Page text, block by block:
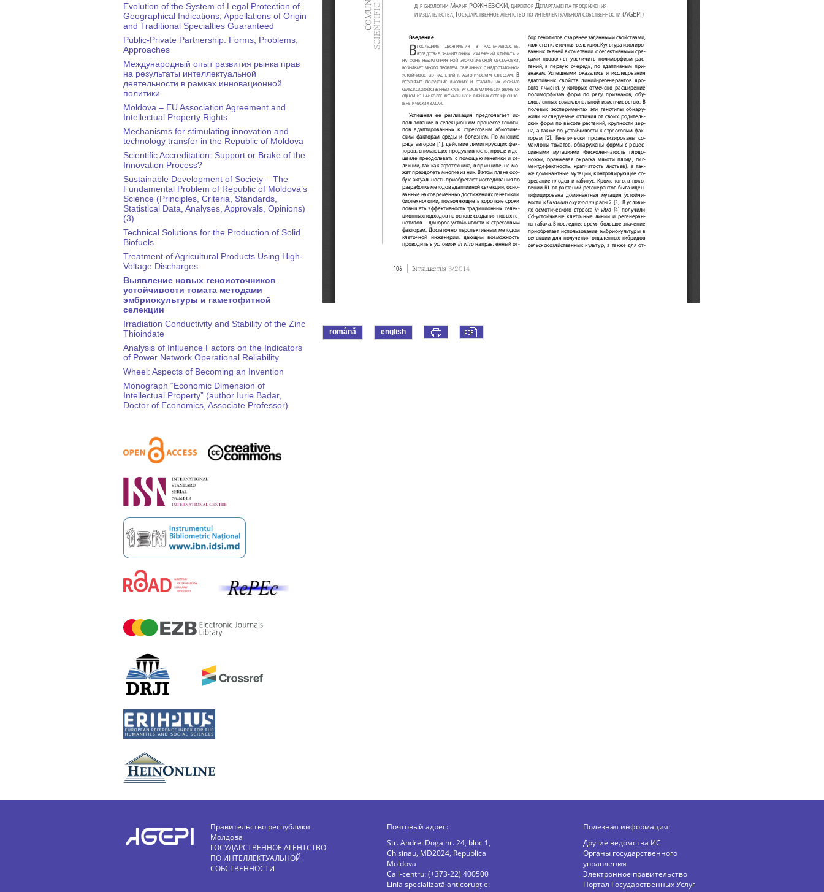
Evolution of the System of Legal Protection of
Geographical Indications, Appellations of Origin
and Traditional Specialties Guaranteed
Public-Private Partnership: Forms, Problems,
Approaches
Международный опыт развития рынка прав
на результаты интеллектуальной
деятельности в рамках инновационной
политики
Moldova – EU Association Agreement and
Intellectual Property Rights
Mechanisms for stimulating innovation and
technology transfer in the Republic of Moldova
Scientific Accreditation: Support or Brake of the
Innovation Process?
Sustainable Development of Society – The
Fundamental Problem of Republic of Moldova’s
Science (Principles, Criteria, Standards,
Statistical Data, Analyses, Approvals, Opinions)
(3)
Technical Solutions for the Production of Solid
Biofuels
Treatment of Agricultural Products Using High-
Voltage Discharges
Выявление новых геноисточников
устойчивости томата методами
эмбриокультуры и гаметофитной
селекции
Irradiation Conductivity and Stability of the Zinc
Thioindate
Analysis of Influence Factors on the Indicators
of Power Network Operational Reliability
Wheel: Aspects of Becoming an Invention
Monograph “Economic Dimension of
Intellectual Property” (author Iurie Badar,
Doctor of Economics, Associate Professor)
română english
Правительство республики
Молдова
ГОСУДАРСТВЕННОЕ АГЕНТСТВО
ПО ИНТЕЛЛЕКТУАЛЬНОЙ
СОБСТВЕННОСТИ
Почтовый адрес:
Str. Andrei Doga nr. 24, bloc 1,
Chisinau, MD2024, Republica
Moldova
Call-centru: (+373-22) 400500
Linia specializată anticorupție:
Полезная информация:
Другие ведомства ИС
Органы государственного
управления
Электронное правительство
Портал Государственных Услуг